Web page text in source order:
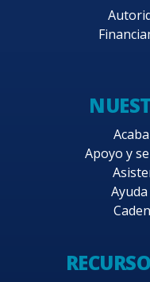
Apoyo y